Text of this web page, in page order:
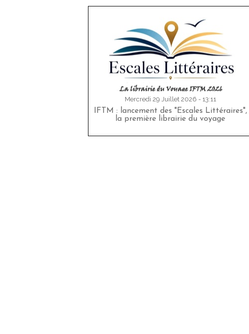
Mercredi 29 Juillet 2026 - 13:11
IFTM : lancement des "Escales Littéraires",
la première librairie du voyage